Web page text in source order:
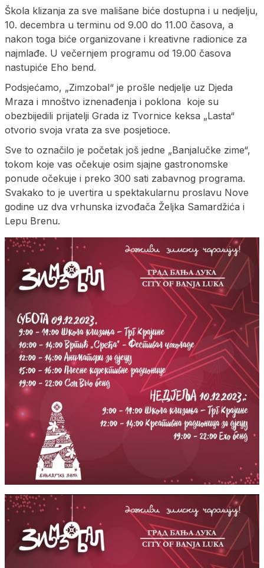
Škola klizanja za sve mališane biće dostupna i u nedjelju,
10. decembra u terminu od 9.00 do 11.00 časova, a
nakon toga biće organizovane i kreativne radionice za
najmlađe. U večernjem programu od 19.00 časova
nastupiće Eho bend.
Podsjećamo, „Zimzobal“ je prošle nedjelje uz Djeda
Mraza i mnoštvo iznenađenja i poklona koje su
obezbijedili prijatelji Grada iz Tvornice keksa „Lasta“
otvorio svoja vrata za sve posjetioce.
Sve to označilo je početak još jedne „Banjalučke zime“,
tokom koje vas očekuje osim sjajne gastronomske
ponude očekuje i preko 300 sati zabavnog programa.
Svakako to je uvertira u spektakularnu proslavu Nove
godine uz dva vrhunska izvođača Željka Samardžića i
Lepu Brenu.